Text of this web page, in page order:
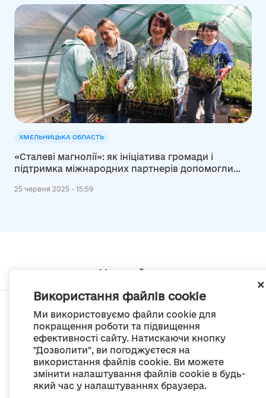
Використання файлів cookie
Ми використовуємо файли cookie для
покращення роботи та підвищення
ефективності сайту. Натискаючи кнопку
"Дозволити", ви погоджуєтеся на
використання файлів cookie. Ви можете
змінити налаштування файлів cookie в будь-
який час у налаштуваннях браузера.
ХМЕЛЬНИЦЬКА ОБЛАСТЬ
«Сталеві магнолії»: як ініціатива громади і
підтримка міжнародних партнерів допомогли
25 червня 2025 - 15:59
Мапа сайту
© Портал «Децентралізація», 2022
Проект був створений 2014 року для комунікації реформи місцевого
самоврядування
та територіальної організації влади в Україні.
Створення та наповнення - ГО «Портал «Децентралізація»